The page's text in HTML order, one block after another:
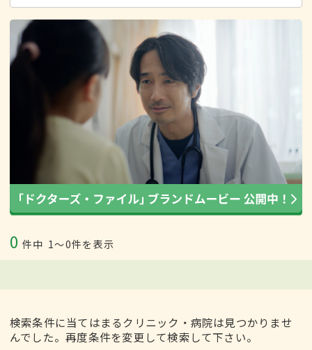
0 件中 1〜0件を表示
検索条件に当てはまるクリニック・病院は見つかりませ
んでした。再度条件を変更して検索して下さい。